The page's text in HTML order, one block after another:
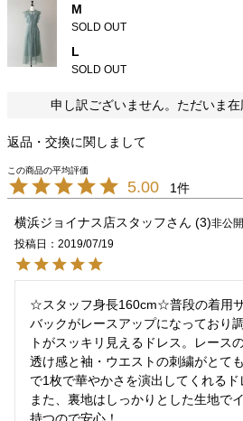
M
SOLD OUT
L
SOLD OUT
申し訳ございません。ただいま在
返品・交換に関しまして
5.00 1
横浜ジョイナス店スタッフ 3 非公開
投稿日
2019/07/19
☆スタッフ身長160cm☆普段の着用
バックがレースアップになっており
トがスッキリ見えるドレス。レース
透け感と袖・ウエストの刺繍がとて
で1枚で華やかさを演出してくれるド
また、裏地はしっかりとした生地で